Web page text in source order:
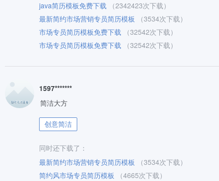
java简历模板免费下载
（2342423次下载）
最新简约市场营销专员简历模板
（3534次下载）
市场专员简历模板免费下载
（32542次下载）
市场专员简历模板免费下载
（32542次下载）
1597*******
简洁大方
创意简洁
同时还下载了：
最新简约市场营销专员简历模板
（3534次下载）
简约风市场专员简历模板
（4665次下载）